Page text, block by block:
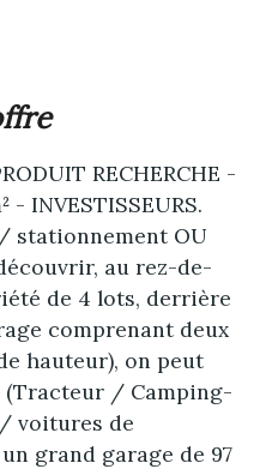
RECHERCHE -
- INVESTISSEURS.
stationnement OU
au rez-de-
de 4 lots, derrière
comprenant deux
hauteur), on peut
/ Camping-
voitures de
grand garage de 97